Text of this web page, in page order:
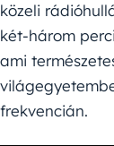
közeli
két-három
ami
frekvencián.